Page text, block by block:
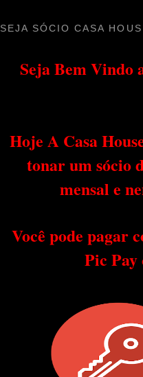
SEJA SÓCIO CASA
Seja Bem Vindo
Hoje A Casa
tonar um sócio
mensal e
Você pode pagar
Pic